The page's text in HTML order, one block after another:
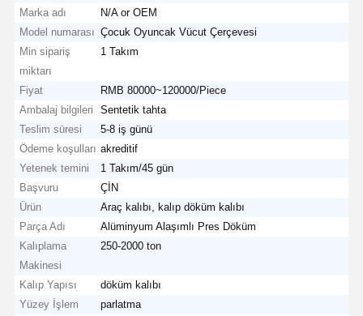
Marka adı
N/A or OEM
Model numarası Çocuk Oyuncak Vücut Çerçevesi
Min sipariş
miktarı
1 Takım
Fiyat
RMB 80000~120000/Piece
Ambalaj bilgileri
Sentetik tahta
Teslim süresi
5-8 iş günü
Ödeme koşulları akreditif
Yetenek temini
1 Takım/45 gün
Başvuru
ÇİN
Ürün
Araç kalıbı, kalıp döküm kalıbı
Parça Adı
Alüminyum Alaşımlı Pres Döküm
Kalıplama
Makinesi
250-2000 ton
Kalıp Yapısı
döküm kalıbı
Yüzey İşlem
parlatma